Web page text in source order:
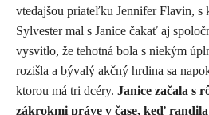
vtedajšou priateľku Jennifer Flavin, s
Sylvester mal s Janice čakať aj
vysvitlo, že tehotná bola s niekým
rozišla a bývalý akčný hrdina sa
ktorou má tri dcéry. Janice začala s
zákrokmi práve v čase, keď randila